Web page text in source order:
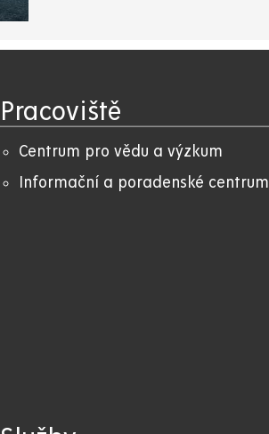
Pracoviště
Centrum pro vědu a výzkum
Informační a poradenské centrum